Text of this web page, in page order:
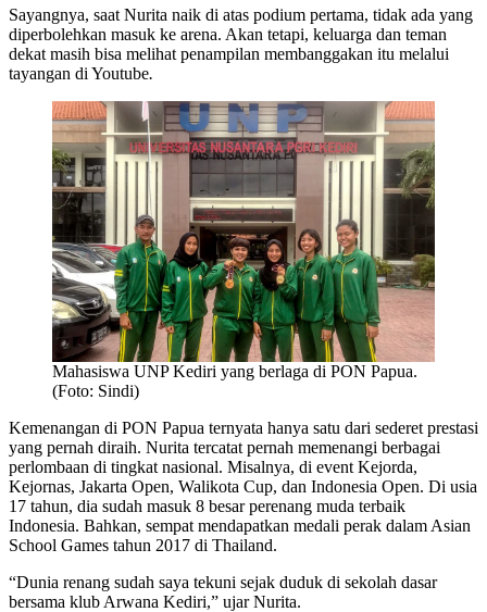
Sayangnya, saat Nurita naik di atas podium pertama, tidak ada yang
diperbolehkan masuk ke arena. Akan tetapi, keluarga dan teman
dekat masih bisa melihat penampilan membanggakan itu melalui
tayangan di Youtube.
Mahasiswa UNP Kediri yang berlaga di PON Papua.
(Foto: Sindi)
Kemenangan di PON Papua ternyata hanya satu dari sederet prestasi
yang pernah diraih. Nurita tercatat pernah memenangi berbagai
perlombaan di tingkat nasional. Misalnya, di event Kejorda,
Kejornas, Jakarta Open, Walikota Cup, dan Indonesia Open. Di usia
17 tahun, dia sudah masuk 8 besar perenang muda terbaik
Indonesia. Bahkan, sempat mendapatkan medali perak dalam Asian
School Games tahun 2017 di Thailand.
“Dunia renang sudah saya tekuni sejak duduk di sekolah dasar
bersama klub Arwana Kediri,” ujar Nurita.